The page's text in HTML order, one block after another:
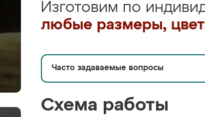
Изготовим по
любые размеры,
Часто задаваемые вопросы
Схема работы